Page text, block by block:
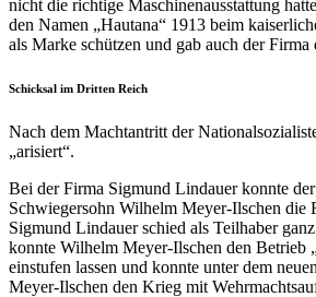
nicht die richtige Maschinenausstattung
den Namen „Hautana“ 1913 beim
als Marke schützen und gab auch der Firma
Schicksal im Dritten Reich
Nach dem Machtantritt der
„arisiert“.
Bei der Firma Sigmund Lindauer konnte der
Schwiegersohn Wilhelm Meyer-Ilschen die
Sigmund Lindauer schied als Teilhaber
konnte Wilhelm Meyer-Ilschen den Betrieb
einstufen lassen und konnte unter dem
Meyer-Ilschen den Krieg mit